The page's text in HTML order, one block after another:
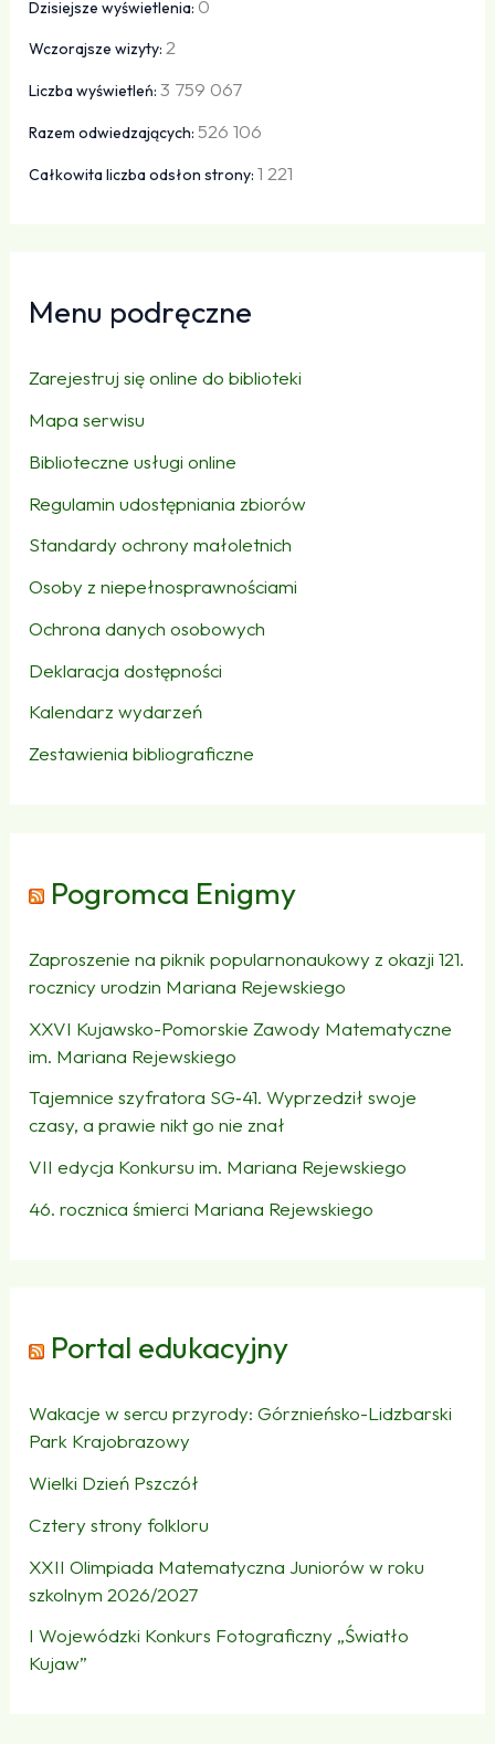
Dzisiejsze wyświetlenia: 0
Wczorajsze wizyty:2
Liczba wyświetleń:3 759 067
Razem odwiedzających:526 106
Całkowita liczba odsłon strony:1 221
Menu podręczne
Zarejestruj się online do biblioteki
Mapa serwisu
Biblioteczne usługi online
Regulamin udostępniania zbiorów
Standardy ochrony małoletnich
Osoby z niepełnosprawnościami
Ochrona danych osobowych
Deklaracja dostępności
Kalendarz wydarzeń
Zestawienia bibliograficzne
Pogromca Enigmy
Zaproszenie na piknik popularnonaukowy z okazji 121.
rocznicy urodzin Mariana Rejewskiego
XXVI Kujawsko-Pomorskie Zawody Matematyczne
im. Mariana Rejewskiego
Tajemnice szyfratora SG‑41. Wyprzedził swoje
czasy, a prawie nikt go nie znał
VII edycja Konkursu im. Mariana Rejewskiego
46. rocznica śmierci Mariana Rejewskiego
Portal edukacyjny
Wakacje w sercu przyrody: Górznieńsko-Lidzbarski
Park Krajobrazowy
Wielki Dzień Pszczół
Cztery strony folkloru
XXII Olimpiada Matematyczna Juniorów w roku
szkolnym 2026/2027
I Wojewódzki Konkurs Fotograficzny „Światło
Kujaw”